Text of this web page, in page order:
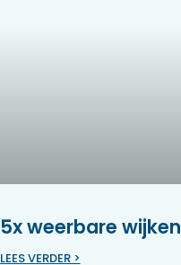
5x weerbare wijken
LEES VERDER >